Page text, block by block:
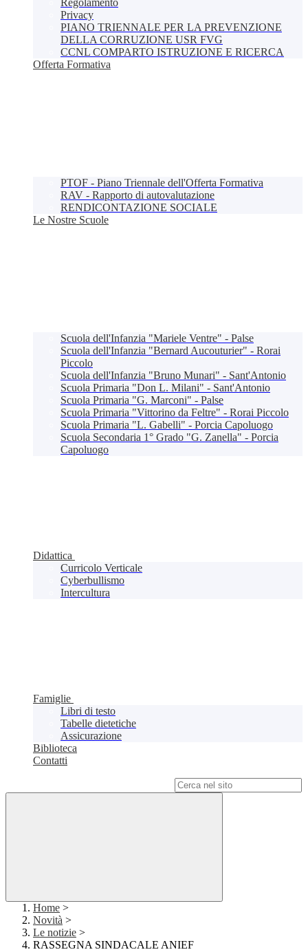
Regolamento
Privacy
PIANO TRIENNALE PER LA PREVENZIONE
DELLA CORRUZIONE USR FVG
CCNL COMPARTO ISTRUZIONE E RICERCA
Offerta Formativa
PTOF - Piano Triennale dell'Offerta Formativa
RAV - Rapporto di autovalutazione
RENDICONTAZIONE SOCIALE
Le Nostre Scuole
Scuola dell'Infanzia "Mariele Ventre" - Palse
Scuola dell'Infanzia "Bernard Aucouturier" - Rorai
Piccolo
Scuola dell'Infanzia "Bruno Munari" - Sant'Antonio
Scuola Primaria "Don L. Milani" - Sant'Antonio
Scuola Primaria "G. Marconi" - Palse
Scuola Primaria "Vittorino da Feltre" - Rorai Piccolo
Scuola Primaria "L. Gabelli" - Porcia Capoluogo
Scuola Secondaria 1° Grado "G. Zanella" - Porcia
Capoluogo
Didattica
Curricolo Verticale
Cyberbullismo
Intercultura
Famiglie
Libri di testo
Tabelle dietetiche
Assicurazione
Biblioteca
Contatti
Home >
Novità >
Le notizie >
RASSEGNA SINDACALE ANIEF